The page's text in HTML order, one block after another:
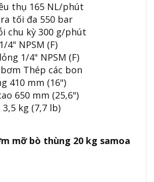
thụ 165 NL/phút
tối đa 550 bar
chu kỳ 300 g/phút
4" NPSM (F)
1/4" NPSM (F)
Thép các bon
410 mm (16")
650 mm (25,6")
kg (7,7 lb)
mỡ bò thùng 20 kg samoa